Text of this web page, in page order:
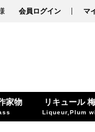
会員ログイン マ
家物 リキュール
Liqueur,Plum